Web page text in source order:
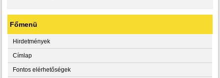
Főmenü
Hirdetmények
Címlap
Fontos elérhetőségek